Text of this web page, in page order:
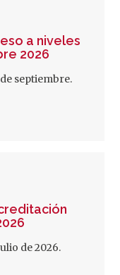
a niveles
2026
de septiembre.
de 2026.